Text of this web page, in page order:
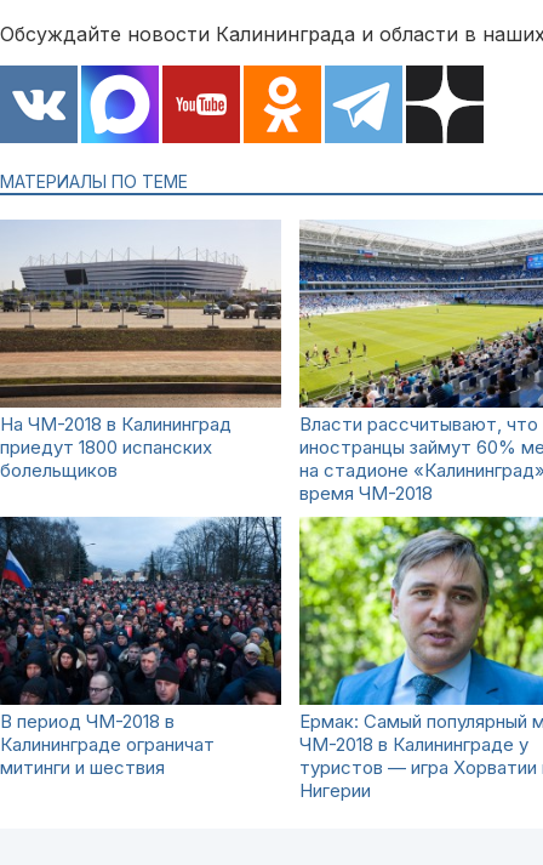
Обсуждайте новости Калининграда и области в
МАТЕРИАЛЫ ПО ТЕМЕ
На ЧМ-2018 в Калининград
приедут 1800 испанских
болельщиков
Власти рассчитывают, что
иностранцы займут 60%
на стадионе
время ЧМ-2018
В период ЧМ-2018 в
Калининграде ограничат
митинги и шествия
Ермак: Самый популярный
ЧМ-2018 в Калининграде у
туристов — игра Хорватии
Нигерии